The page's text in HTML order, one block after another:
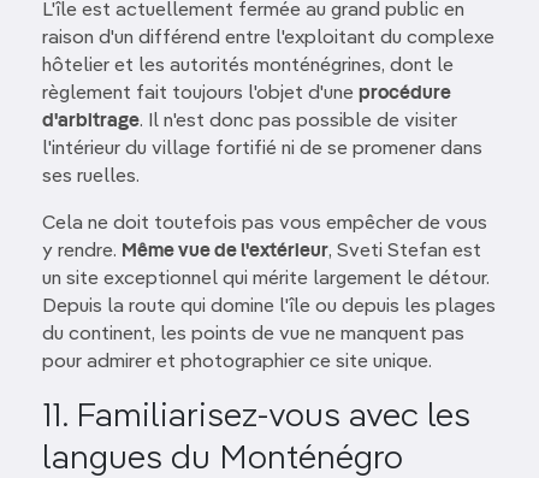
L'île est actuellement fermée au grand public en
raison d'un différend entre l'exploitant du complexe
hôtelier et les autorités monténégrines, dont le
règlement fait toujours l'objet d'une procédure
d'arbitrage. Il n'est donc pas possible de visiter
l'intérieur du village fortifié ni de se promener dans
ses ruelles.
Cela ne doit toutefois pas vous empêcher de vous
y rendre. Même vue de l'extérieur, Sveti Stefan est
un site exceptionnel qui mérite largement le détour.
Depuis la route qui domine l'île ou depuis les plages
du continent, les points de vue ne manquent pas
pour admirer et photographier ce site unique.
11. Familiarisez-vous avec les
langues du Monténégro